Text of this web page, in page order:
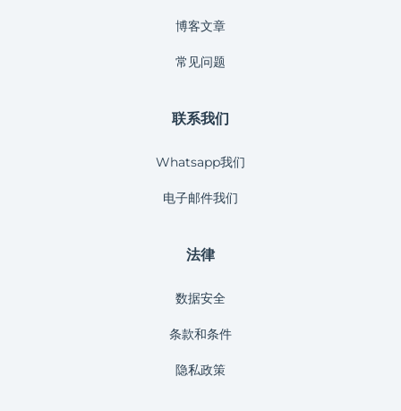
博客文章
常见问题
联系我们
Whatsapp我们
电子邮件我们
法律
数据安全
条款和条件
隐私政策